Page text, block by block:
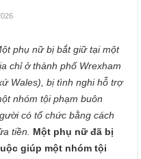
phụ nữ bị bắt giữ tại một
chỉ ở thành phố Wrexham
Wales), bị tình nghi hỗ trợ
nhóm tội phạm buôn
có tổ chức bằng cách
tiền.
Một phụ nữ đã bị
giúp một nhóm tội